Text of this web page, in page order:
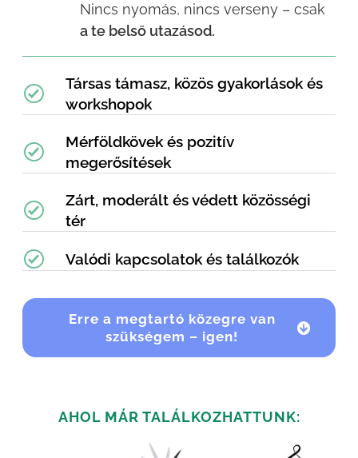
Nincs nyomás, nincs verseny – csak
a te belső utazásod.
Társas támasz, közös gyakorlások és
workshopok
Mérföldkövek és pozitív
megerősítések
Zárt, moderált és védett közösségi
tér
Valódi kapcsolatok és találkozók
Erre a megtartó közegre van
szükségem – igen!
AHOL MÁR TALÁLKOZHATTUNK: